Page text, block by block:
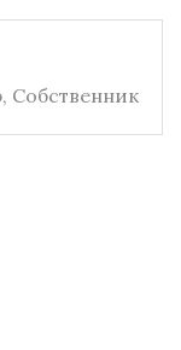
Собственник